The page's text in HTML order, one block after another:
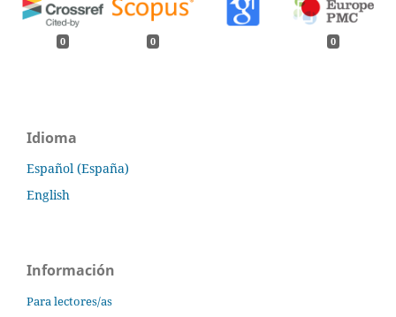
0 0 0
Idioma
Español (España)
English
Información
Para lectores/as